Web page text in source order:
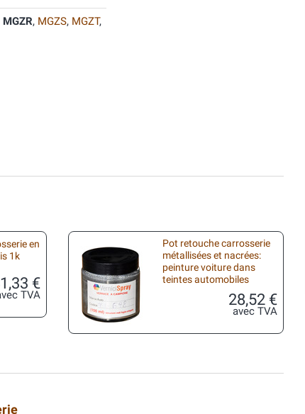
MGZR, MGZS, MGZT,
en
1k
€
TVA
Pot retouche carrosserie
métallisées et nacrées:
peinture voiture dans
teintes automobiles
28,52 €
avec TVA